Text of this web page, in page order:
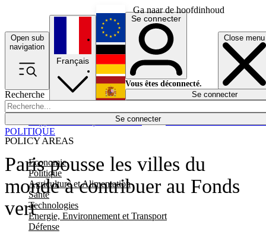
Ga naar de hoofdinhoud
Open sub
navigation
Close menu
Recherche
Se connecter
POLICY AREAS
Economie
Politique
Agriculture et Alimentation
Santé
Technologies
Energie, Environnement et Transport
Défense
Économie
Français
English
Deutsch
Español
Se connecter
Vous êtes déconnecté.
Se connecter
Paris pousse les villes du
monde à contribuer au Fonds
vert
POLITIQUE